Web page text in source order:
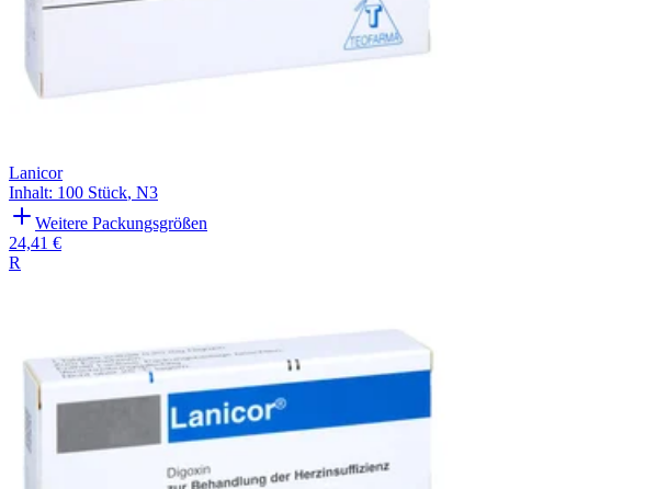
Lanicor
Inhalt: 100 Stück, N3
Weitere Packungsgrößen
24,41 €
R